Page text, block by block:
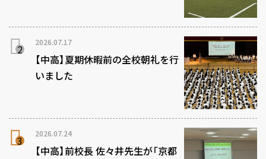
2026.07.17
【中高】夏期休暇前の全校朝礼を行
いました
2026.07.24
【中高】前校長 佐々井先生が「京都